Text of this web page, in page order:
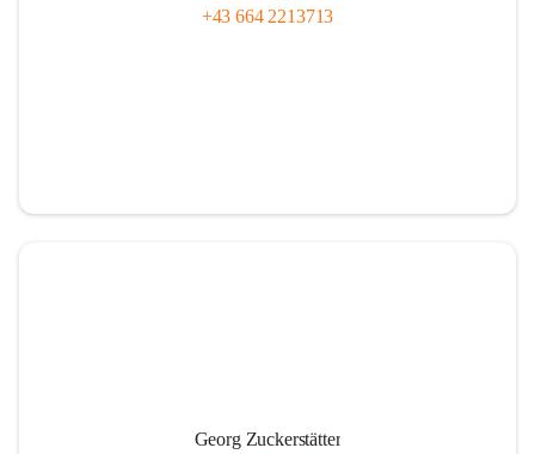
+43 664 2213713
Georg Zuckerstätter